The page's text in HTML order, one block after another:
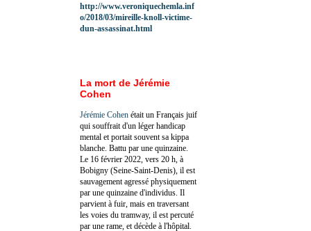
http://www.veroniquechemla.inf
o/2018/03/mireille-knoll-victime-
dun-assassinat.html
La mort de Jérémie
Cohen
Jérémie Cohen était un Français juif
qui souffrait d'un léger handicap
mental et portait souvent sa kippa
blanche. Battu par une quinzaine.
Le 16 février 2022, vers 20 h, à
Bobigny (Seine-Saint-Denis), il est
sauvagement agressé physiquement
par une quinzaine d'individus. Il
parvient à fuir, mais en traversant
les voies du tramway, il est percuté
par une rame, et décède à l'hôpital.